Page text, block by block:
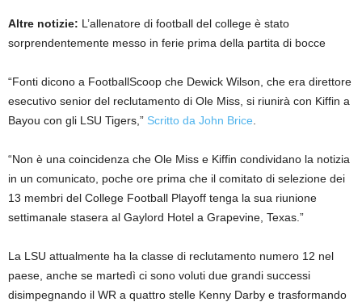
Altre notizie: L’allenatore di football del college è stato
sorprendentemente messo in ferie prima della partita di bocce
“Fonti dicono a FootballScoop che Dewick Wilson, che era direttore
esecutivo senior del reclutamento di Ole Miss, si riunirà con Kiffin a
Bayou con gli LSU Tigers,” Scritto da John Brice
“Non è una coincidenza che Ole Miss e Kiffin condividano la notizia
in un comunicato, poche ore prima che il comitato di selezione dei
13 membri del College Football Playoff tenga la sua riunione
settimanale stasera al Gaylord Hotel a Grapevine, Texas.”
La LSU attualmente ha la classe di reclutamento numero 12 nel
paese, anche se martedì ci sono voluti due grandi successi
disimpegnando il WR a quattro stelle Kenny Darby e trasformando